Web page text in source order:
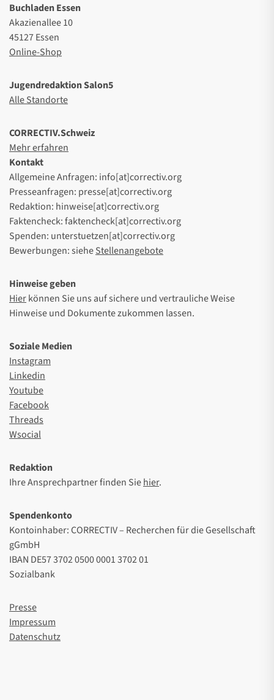
Buchladen Essen
Akazienallee 10
45127 Essen
Online-Shop
Jugendredaktion Salon5
Alle Standorte
CORRECTIV.Schweiz
Mehr erfahren
Kontakt
Allgemeine Anfragen: info[at]correctiv.org
Presseanfragen: presse[at]correctiv.org
Redaktion: hinweise[at]correctiv.org
Faktencheck: faktencheck[at]correctiv.org
Spenden: unterstuetzen[at]correctiv.org
Bewerbungen: sieheStellenangebote
Hinweise geben
Hierkönnen Sie uns auf sichere und vertrauliche Weise
Hinweise und Dokumente zukommen lassen.
Soziale Medien
Instagram
Linkedin
Youtube
Facebook
Threads
Wsocial
Redaktion
Ihre Ansprechpartner finden Siehier.
Spendenkonto
Kontoinhaber: CORRECTIV – Recherchen für die Gesellschaft
gGmbH
IBAN DE57 3702 0500 0001 3702 01
Sozialbank
Presse
Impressum
Datenschutz